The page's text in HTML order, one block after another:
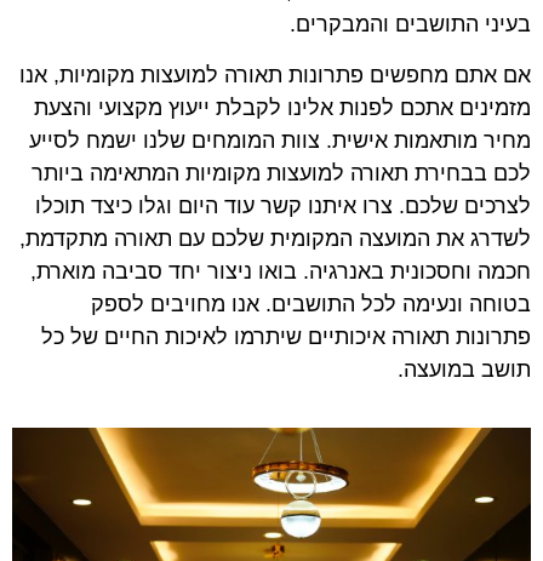
בעיני התושבים והמבקרים.
אם אתם מחפשים פתרונות תאורה למועצות מקומיות, אנו
מזמינים אתכם לפנות אלינו לקבלת ייעוץ מקצועי והצעת
מחיר מותאמות אישית. צוות המומחים שלנו ישמח לסייע
לכם בבחירת תאורה למועצות מקומיות המתאימה ביותר
לצרכים שלכם. צרו איתנו קשר עוד היום וגלו כיצד תוכלו
לשדרג את המועצה המקומית שלכם עם תאורה מתקדמת,
חכמה וחסכונית באנרגיה. בואו ניצור יחד סביבה מוארת,
בטוחה ונעימה לכל התושבים. אנו מחויבים לספק
פתרונות תאורה איכותיים שיתרמו לאיכות החיים של כל
תושב במועצה.